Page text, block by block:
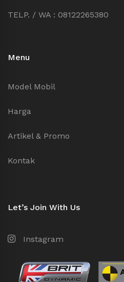
TELP. / WA : 08122265380
Menu
Model Mobil
Harga
Artikel & Promo
Kontak
Let’s Join With Us
Instagram